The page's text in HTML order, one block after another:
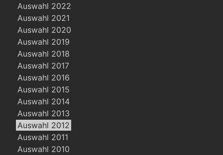
Auswahl 2022
Auswahl 2021
Auswahl 2020
Auswahl 2019
Auswahl 2018
Auswahl 2017
Auswahl 2016
Auswahl 2015
Auswahl 2014
Auswahl 2013
Auswahl 2012
Auswahl 2011
Auswahl 2010